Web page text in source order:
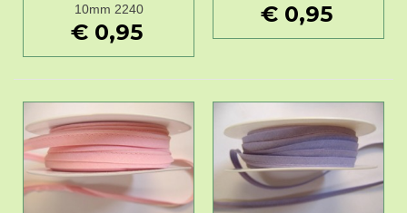
10mm 2240
€ 0,95
€ 0,95